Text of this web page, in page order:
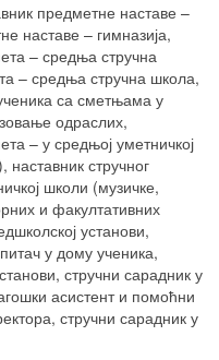
предметне наставе –
наставе – гимназија,
– средња стручна
– средња стручна школа,
са сметњама у
одраслих,
– у средњој уметничкој
стручног
школи (музичке,
и факултативних
установи,
у дому ученика,
стручни сарадник у
асистент и помоћни
стручни сарадник у